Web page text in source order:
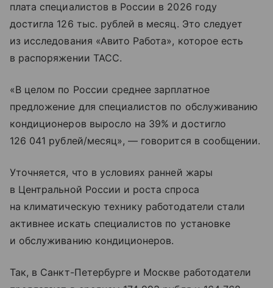
плата специалистов в России в 2026 году
достигла 126 тыс. рублей в месяц. Это следует
из исследования «Авито Работа», которое есть
в распоряжении ТАСС.
«В целом по России среднее зарплатное
предложение для специалистов по обслуживанию
кондиционеров выросло на 39% и достигло
126 041 рублей/месяц», — говорится в сообщении.
Уточняется, что в условиях ранней жары
в Центральной России и роста спроса
на климатическую технику работодатели стали
активнее искать специалистов по установке
и обслуживанию кондиционеров.
Так, в Санкт-Петербурге и Москве работодатели